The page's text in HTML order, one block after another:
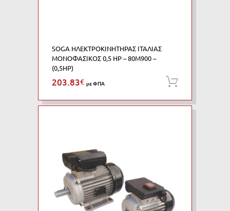
SOGA ΗΛΕΚΤΡΟΚΙΝΗΤΗΡΑΣ ΙΤΑΛΙΑΣ
ΜΟΝΟΦΑΣΙΚΟΣ 0,5 HP – 80M900 –
(0,5HP)
203.83€ με ΦΠΑ